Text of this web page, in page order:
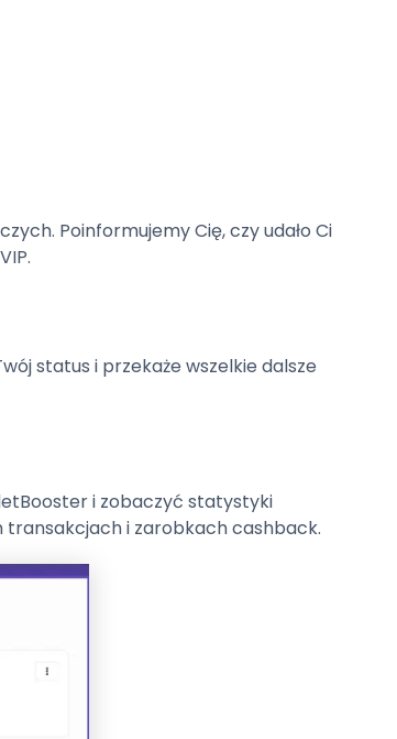
Poinformujemy Cię, czy udało Ci
status i przekaże wszelkie dalsze
i zobaczyć statystyki
i zarobkach cashback.